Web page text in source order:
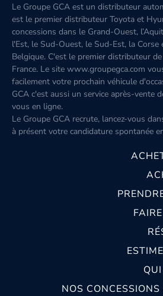
Le Groupe GCA est un distributeur
est le premier distributeur Toyota et
concessions dans le Grand-Ouest,
l'Est, le Sud-Ouest, le Sud-Est, la Corse
Belgique. C'est le premier distributeur
France. Le site www.groupegca.com
facilement votre prochain véhicule
GCA c'est aussi un service après-vente
vous en ligne.
Le Groupe GCA recrute, lancez-vous
à présent votre candidature spontanée
NOS